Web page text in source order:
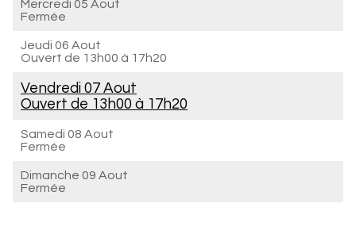
Mercredi 05 Aout
Fermée
Jeudi 06 Aout
Ouvert de 13h00 à 17h20
Vendredi 07 Aout
Ouvert de 13h00 à 17h20
Samedi 08 Aout
Fermée
Dimanche 09 Aout
Fermée